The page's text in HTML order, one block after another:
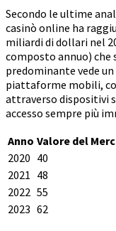
Secondo le ultime
casinò online ha
miliardi di dollari nel
composto annuo)
predominante vede
piattaforme mobili,
attraverso dispositivi
accesso sempre più
Anno Valore del
2020 40
2021 48
2022 55
2023 62